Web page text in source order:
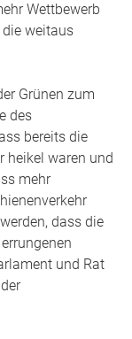
Wettbewerb
weitaus
Grünen zum
des
bereits die
heikel waren und
mehr
dass die
und Rat